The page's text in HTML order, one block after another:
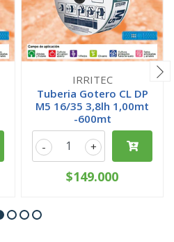
IRRITEC
Tuberia Gotero CL DP
M5 16/35 3,8lh 1,00mt
-600mt
+
-
$149.000